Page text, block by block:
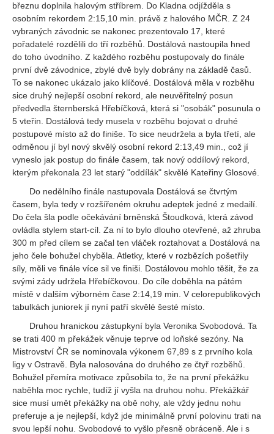
březnu doplnila halovým stříbrem. Do Kladna odjížděla s
osobním rekordem 2:15,10 min. právě z halového MČR. Z 24
vybraných závodnic se nakonec prezentovalo 17, které
pořadatelé rozdělili do tří rozběhů. Dostálová nastoupila hned
do toho úvodního. Z každého rozběhu postupovaly do finále
první dvě závodnice, zbylé dvě byly dobrány na základě časů.
To se nakonec ukázalo jako klíčové. Dostálová měla v rozběhu
sice druhý nejlepší osobní rekord, ale neuvěřitelný posun
předvedla šternberská Hřebíčková, která si "osobák" posunula o
5 vteřin. Dostálová tedy musela v rozběhu bojovat o druhé
postupové místo až do finiše. To sice neudržela a byla třetí, ale
odměnou jí byl nový skvělý osobní rekord 2:13,49 min., což jí
vyneslo jak postup do finále časem, tak nový oddílový rekord,
kterým překonala 23 let starý "oddílák" skvělé Kateřiny Glosové.
Do nedělního finále nastupovala Dostálová se čtvrtým
časem, byla tedy v rozšířeném okruhu adeptek jedné z medailí.
Do čela šla podle očekávání brněnská Štoudková, která závod
ovládla stylem start-cíl. Za ní to bylo dlouho otevřené, až zhruba
300 m před cílem se začal ten vláček roztahovat a Dostálová na
jeho čele bohužel chyběla. Atletky, které v rozbězích pošetřily
síly, měli ve finále více sil ve finiši. Dostálovou mohlo těšit, že za
svými zády udržela Hřebíčkovou. Do cíle doběhla na pátém
místě v dalším výborném čase 2:14,19 min. V celorepublikových
tabulkách juniorek jí nyní patří skvělé šesté místo.
Druhou hranickou zástupkyní byla Veronika Svobodová. Ta
se trati 400 m překážek věnuje teprve od loňské sezóny. Na
Mistrovství ČR se nominovala výkonem 67,89 s z prvního kola
ligy v Ostravě. Byla nalosována do druhého ze čtyř rozběhů.
Bohužel přemíra motivace způsobila to, že na první překážku
naběhla moc rychle, tudíž jí vyšla na druhou nohu. Překážkář
sice musí umět překážky na obě nohy, ale vždy jednu nohu
preferuje a je nejlepší, když jde minimálně první polovinu trati na
svou lepší nohu. Svobodové to vyšlo přesně obráceně. Ale i s